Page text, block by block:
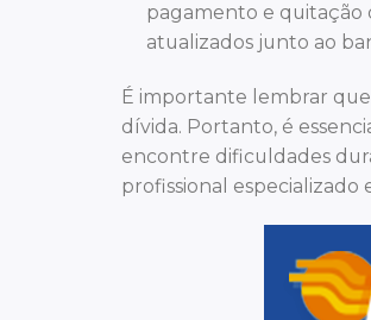
pagamento e quitação
atualizados junto ao
É importante lembrar
dívida. Portanto, é
encontre dificuldades
profissional especializado